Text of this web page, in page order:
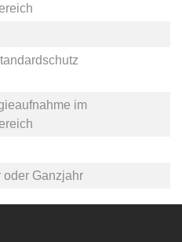
im
oder Ganzjahr